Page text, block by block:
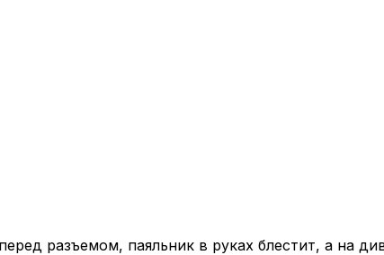
разъемом, паяльник в руках блестит, а на